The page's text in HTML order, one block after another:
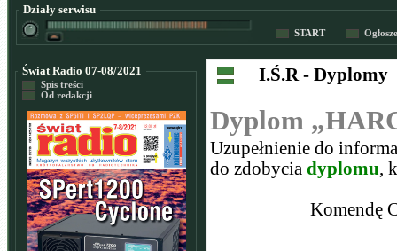
Działy serwisu
START
Świat Radio 07-08/2021
Spis treści
Od redakcji
I.Ś.R - Dyplomy
Dyplom
Uzupełnienie do
do zdobycia dyplomu,
Komendę